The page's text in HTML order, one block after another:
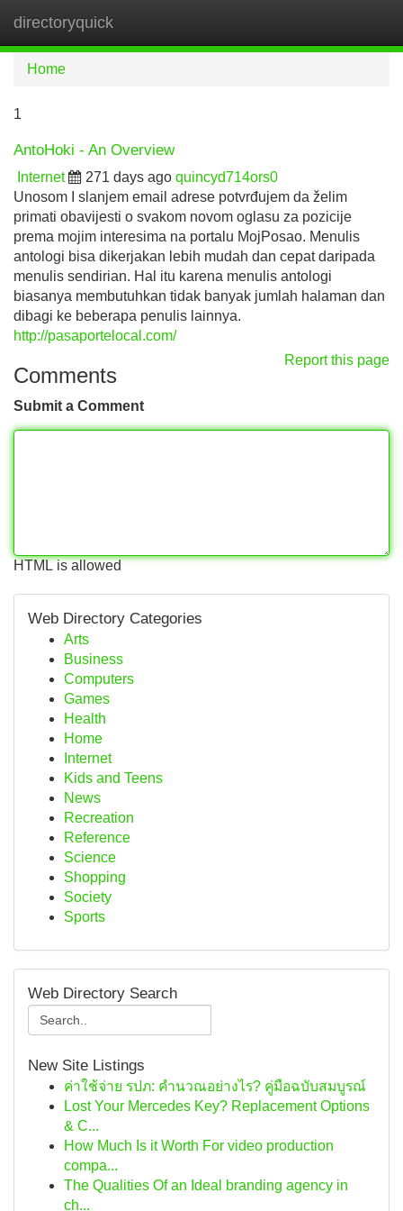
directoryquick
Home
1
AntoHoki - An Overview
Internet 271 days ago quincyd714ors0
Unosom I slanjem email adrese potvrđujem da želim
primati obavijesti o svakom novom oglasu za pozicije
prema mojim interesima na portalu MojPosao. Menulis
antologi bisa dikerjakan lebih mudah dan cepat daripada
menulis sendirian. Hal itu karena menulis antologi
biasanya membutuhkan tidak banyak jumlah halaman dan
dibagi ke beberapa penulis lainnya.
http://pasaportelocal.com/
Report this page
Comments
Submit a Comment
HTML is allowed
Web Directory Categories
Arts
Business
Computers
Games
Health
Home
Internet
Kids and Teens
News
Recreation
Reference
Science
Shopping
Society
Sports
Web Directory Search
New Site Listings
ค่าใช้จ่าย รปภ: คำนวณอย่างไร? คู่มือฉบับสมบูรณ์
Lost Your Mercedes Key? Replacement Options
& C...
How Much Is it Worth For video production
compa...
The Qualities Of an Ideal branding agency in
ch...